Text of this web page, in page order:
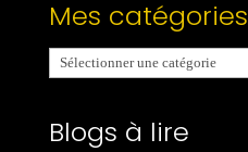
Mes catégories
Mes
catégories
Blogs à lire